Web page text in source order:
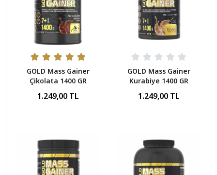
GOLD Mass Gainer
Çikolata 1400 GR
1.249,00 TL
GOLD Mass Gainer
Kurabiye 1400 GR
1.249,00 TL